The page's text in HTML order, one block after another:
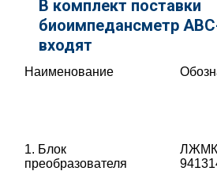
В комплект поставки
биоимпедансметр
входят
Наименование
1. Блок
преобразователя